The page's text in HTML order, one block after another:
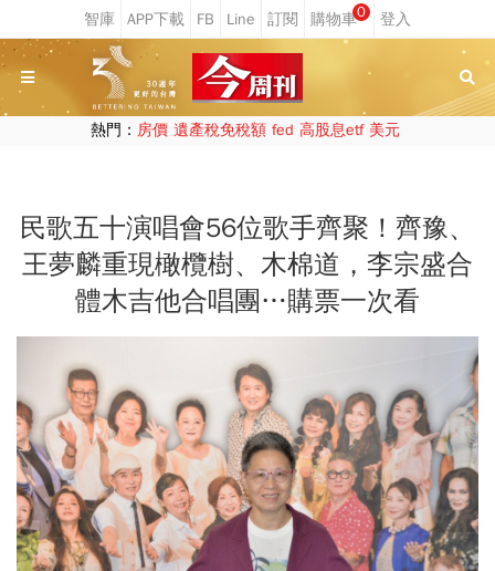
0
熱門： 房價 遺產稅免稅額 fed 高股息etf 美元
民歌五十演唱會56位歌手齊聚！齊豫、
王夢麟重現橄欖樹、木棉道，李宗盛合
體木吉他合唱團…購票一次看